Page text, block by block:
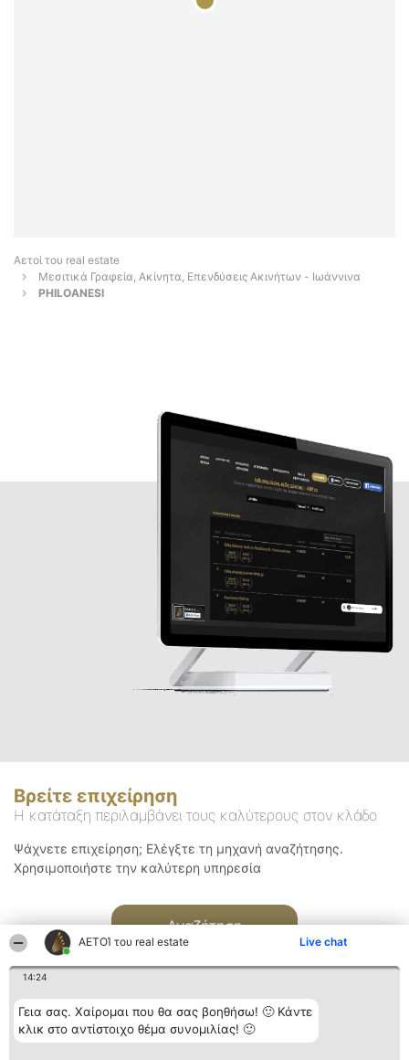
ΑΕΤΟΊ του real estate Live chat
14:24
Γεια σας. Χαίρομαι που θα σας βοηθήσω! 🙂 Κάντε
κλικ στο αντίστοιχο θέμα συνομιλίας! 🙂
Αετοί του real estate
Μεσιτικά Γραφεία, Ακίνητα, Επενδύσεις Ακινήτων - Ιωάννινα
PHILOANESI
Βρείτε επιχείρηση
Η κατάταξη περιλαμβάνει τους καλύτερους στον κλάδο
Ψάχνετε επιχείρηση; Ελέγξτε τη μηχανή αναζήτησης.
Χρησιμοποιήστε την καλύτερη υπηρεσία
Αναζήτηση